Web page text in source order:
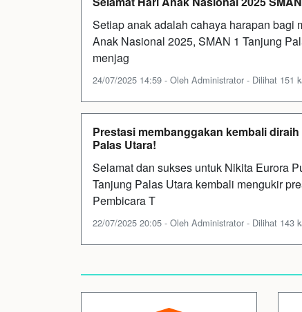
Setiap anak adalah cahaya harapan bagi
Anak Nasional 2025, SMAN 1 Tanjung
menjag
24/07/2025 14:59 - Oleh Administrator - Dilihat 151
Prestasi membanggakan kembali
Palas Utara!
Selamat dan sukses untuk Nikita Eurora
Tanjung Palas Utara kembali mengukir
Pembicara T
22/07/2025 20:05 - Oleh Administrator - Dilihat 143